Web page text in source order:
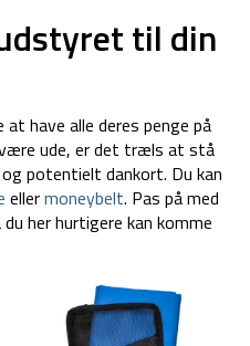
til din
at have alle deres penge på
være ude, er det træls at stå
potentielt dankort. Du kan
ellermoneybelt. Pas på med
her hurtigere kan komme